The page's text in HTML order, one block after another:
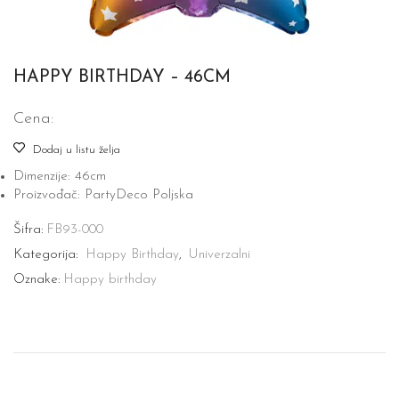
HAPPY BIRTHDAY – 46CM
Cena:
Dodaj u listu želja
Dimenzije: 46cm
Proizvođač: PartyDeco Poljska
Šifra: FB93-000
Kategorija:
Happy Birthday,
Univerzalni
Oznake: Happy birthday